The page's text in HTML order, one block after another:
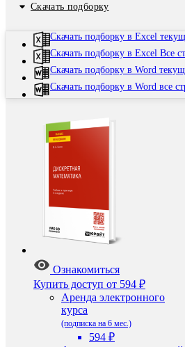
Скачать подборку
Скачать подборку в Excel
Скачать подборку в Excel Все
Скачать подборку в Word
Скачать подборку в Word все
Ознакомиться
Купить доступ от 594 ₽
Аренда электронного
курса
(подписка на 6 мес.)
594 ₽